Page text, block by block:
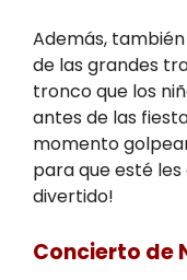
Además,
de las grandes
tronco que los
antes de las
momento
para que esté les
divertido!
Concierto de